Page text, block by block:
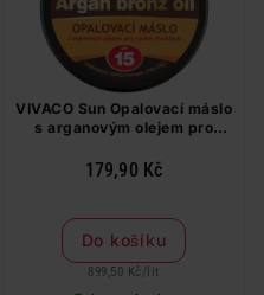
VIVACO Sun Opalovací máslo
s arganovým olejem pro
ml
179,90 Kč
Do košíku
899,50 Kč / lit